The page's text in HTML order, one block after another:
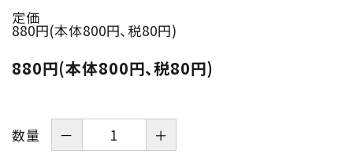
定価
880円(本体800円、税80円)
880円(本体800円、税80円)
数量 － ＋